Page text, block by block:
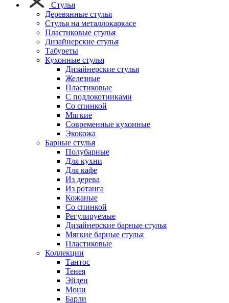
Стулья
Деревянные стулья
Стулья на металлокаркасе
Пластиковые стулья
Дизайнерские стулья
Табуреты
Кухонные стулья
Дизайнерские стулья
Железные
Пластиковые
С подлокотниками
Со спинкой
Мягкие
Современные кухонные
Экокожа
Барные стулья
Полубарные
Для кухни
Для кафе
Из дерева
Из ротанга
Кожаные
Со спинкой
Регулируемые
Дизайнерские барные стулья
Мягкие барные стулья
Пластиковые
Коллекции
Тантос
Тенея
Эйден
Мони
Барли